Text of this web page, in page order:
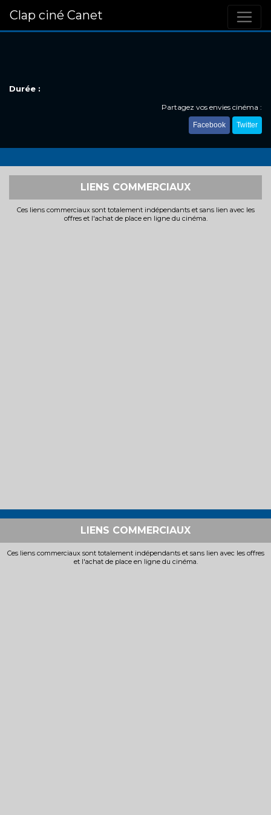
Clap ciné Canet
Durée :
Partagez vos envies cinéma :
Facebook Twitter
LIENS COMMERCIAUX
Ces liens commerciaux sont totalement indépendants et sans lien avec les
offres et l'achat de place en ligne du cinéma.
LIENS COMMERCIAUX
Ces liens commerciaux sont totalement indépendants et sans lien avec les offres
et l'achat de place en ligne du cinéma.